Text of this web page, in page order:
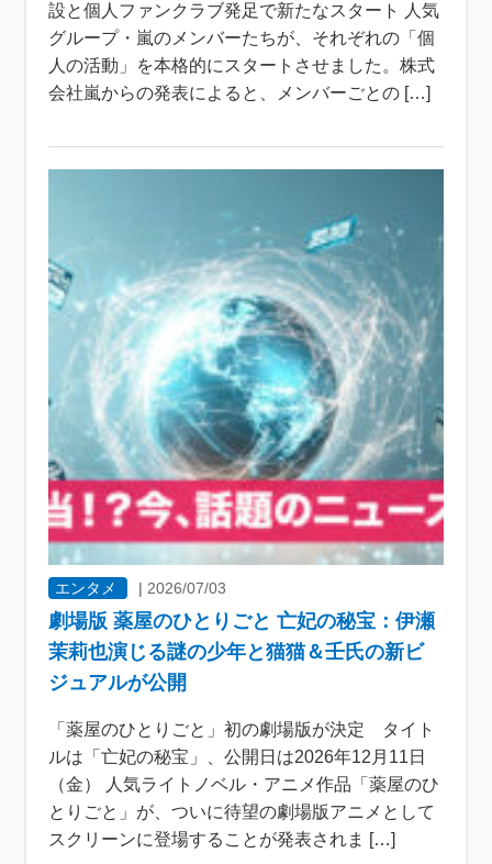
設と個人ファンクラブ発足で新たなスタート 人気
グループ・嵐のメンバーたちが、それぞれの「個
人の活動」を本格的にスタートさせました。株式
会社嵐からの発表によると、メンバーごとの […]
エンタメ | 2026/07/03
劇場版 薬屋のひとりごと 亡妃の秘宝：伊瀬
茉莉也演じる謎の少年と猫猫＆壬氏の新ビ
ジュアルが公開
「薬屋のひとりごと」初の劇場版が決定 タイト
ルは「亡妃の秘宝」、公開日は2026年12月11日
（金） 人気ライトノベル・アニメ作品「薬屋のひ
とりごと」が、ついに待望の劇場版アニメとして
スクリーンに登場することが発表されま […]